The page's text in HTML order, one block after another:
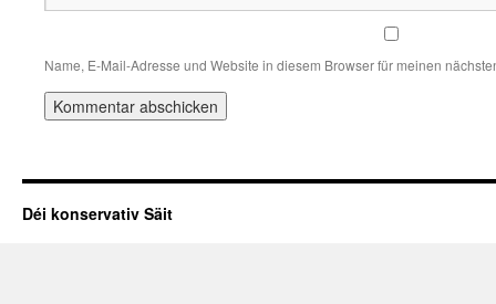
Name, E-Mail-Adresse und Website in diesem Browser für meinen
Déi konservativ Säit